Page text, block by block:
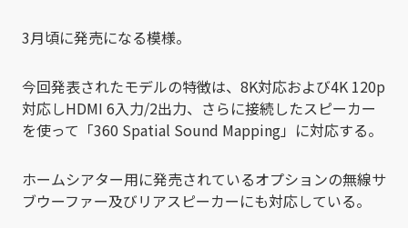
3月頃に発売になる模様。
今回発表されたモデルの特徴は、8K対応および4K 120p
対応しHDMI 6入力/2出力、さらに接続したスピーカー
を使って「360 Spatial Sound Mapping」に対応する。
ホームシアター用に発売されているオプションの無線サ
ブウーファー及びリアスピーカーにも対応している。